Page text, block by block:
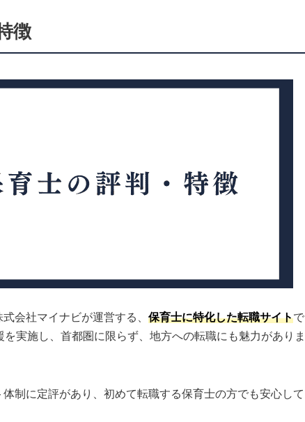
徴
会社マイナビが運営する、 保育士に特化した転職サイトで
を実施し、首都圏に限らず、地方への転職にも魅力がありま
制に定評があり、初めて転職する保育士の方でも安心して